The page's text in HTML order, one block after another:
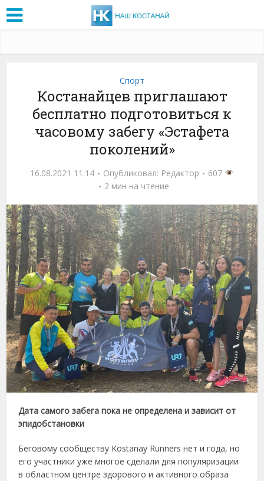
Спорт
Костанайцев приглашают
бесплатно подготовиться к
часовому забегу «Эстафета
поколений»
16.08.2021 11:14 Опубликовал: Редактор
607
2 мин на чтение
Дата самого забега пока не определена и зависит от
эпидобстановки
Беговому сообществу Kostanay Runners нет и года, но
его участники уже многое сделали для популяризации
в областном центре здорового и активного образа